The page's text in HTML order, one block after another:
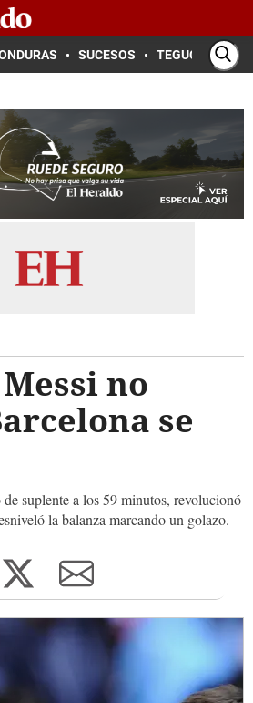
SUCESOS TEGUCIGALPA
no
se
suplente a los 59 minutos, revolucionó
la balanza marcando un golazo.